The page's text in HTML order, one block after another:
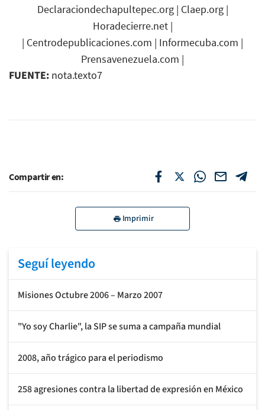
Declaraciondechapultepec.org| Claep.org|
Horadecierre.net|
| Centrodepublicaciones.com | Informecuba.com |
Prensavenezuela.com |
FUENTE: nota.texto7
Compartir en:
Imprimir
Seguí leyendo
Misiones Octubre 2006 – Marzo 2007
"Yo soy Charlie", la SIP se suma a campaña mundial
2008, año trágico para el periodismo
258 agresiones contra la libertad de expresión en México